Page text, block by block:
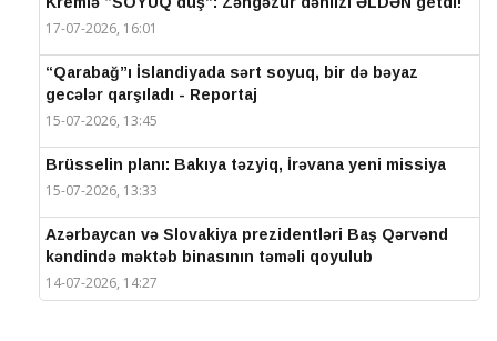
17-07-2026, 16:01
“Qarabağ”ı İslandiyada sərt soyuq, bir də bəyaz
gecələr qarşıladı - Reportaj
15-07-2026, 13:45
Brüsselin planı: Bakıya təzyiq, İrəvana yeni missiya
15-07-2026, 13:33
Azərbaycan və Slovakiya prezidentləri Baş Qərvənd
kəndində məktəb binasının təməli qoyulub
14-07-2026, 14:27